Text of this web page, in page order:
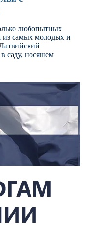
любопытных
из самых молодых и
саду, носящем